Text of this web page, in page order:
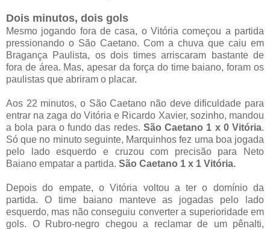
Dois minutos, dois gols
Mesmo jogando fora de casa, o Vitória começou a partida
pressionando o São Caetano. Com a chuva que caiu em
Bragança Paulista, os dois times arriscaram bastante de
fora de área. Mas, apesar da força do time baiano, foram os
paulistas que abriram o placar.
Aos 22 minutos, o São Caetano não deve dificuldade para
entrar na zaga do Vitória e Ricardo Xavier, sozinho, mandou
a bola para o fundo das redes. São Caetano 1 x 0 Vitória.
Só que no minuto seguinte, Marquinhos fez uma boa jogada
pelo lado esquerdo e cruzou com precisão para Neto
Baiano empatar a partida. São Caetano 1 x 1 Vitória.
Depois do empate, o Vitória voltou a ter o domínio da
partida. O time baiano manteve as jogadas pelo lado
esquerdo, mas não conseguiu converter a superioridade em
gols. O Rubro-negro chegou a reclamar de um pênalti,